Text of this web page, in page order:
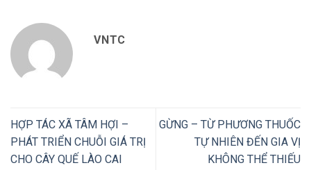
VNTC
HỢP TÁC XÃ TÂM HỢI –
PHÁT TRIỂN CHUỖI GIÁ TRỊ
CHO CÂY QUẾ LÀO CAI
GỪNG – TỪ PHƯƠNG THUỐC
TỰ NHIÊN ĐẾN GIA VỊ
KHÔNG THỂ THIẾU